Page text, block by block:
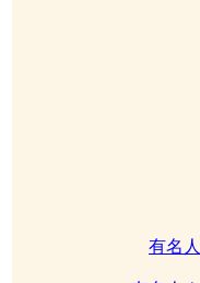
有名